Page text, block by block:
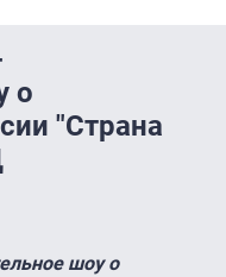
о
"Страна
шоу о